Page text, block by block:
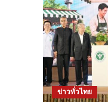
พนัน
ชาว
เกาหลี
หมาย
จับ
ตำรวจ
สากล
ใช้
ไทย
ข่าวทั่วไทย